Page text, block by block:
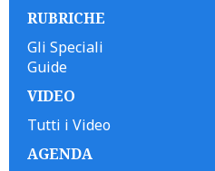
RUBRICHE
Gli Speciali
Guide
VIDEO
Tutti i Video
AGENDA